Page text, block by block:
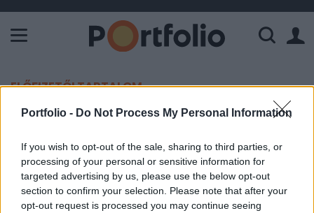
Portfolio - Do Not Process My Personal Information
If you wish to opt-out of the sale, sharing to third parties, or
processing of your personal or sensitive information for
targeted advertising by us, please use the below opt-out
section to confirm your selection. Please note that after your
opt-out request is processed you may continue seeing
ELŐFIZETŐI TARTALOM
A Google vagy a Goldman
sokkolhat a héten?
Portfolio
2014. október 13. 15:45